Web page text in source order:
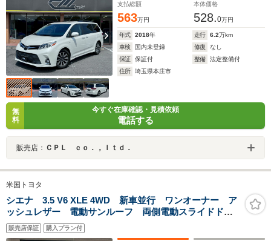
支払総額
563万円
本体価格
528.0万円
年式 2018年 走行 6.2万km
車検
国内未登録 修復
なし
保証
保証付 整備
法定整備付
住所
埼玉県本庄市
無
料
今すぐ在庫確認・見積依頼
電話する
販売店： ＣＰＬ ｃｏ．，ｌｔｄ．
米国トヨタ
シエナ 3.5 V6 XLE 4WD 新車並行 ワンオーナー ア
ッシュレザー 電動サンルーフ 両側電動スライドド
ア パワーバックドア アルパイン製(X9Z)フルセグメモ
リーナビ サイド&バックカメラ
販売店保証 購入プラン付